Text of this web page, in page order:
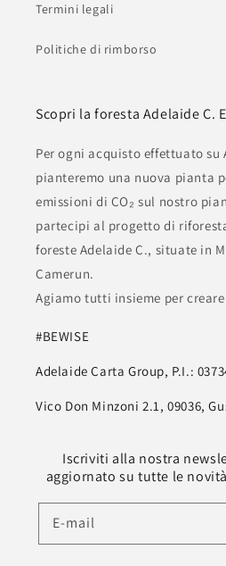
Termini legali
Politiche di rimborso
Scopri la foresta Adelaide C.
Per ogni acquisto effettuato su
pianteremo una nuova pianta
emissioni di CO₂ sul nostro
partecipi al progetto di
foreste Adelaide C., situate in
Camerun.
Agiamo tutti insieme per
#BEWISE
Adelaide Carta Group, P.I.:
Vico Don Minzoni 2.1, 09036,
Iscriviti alla nostra
aggiornato su tutte le
E-mail